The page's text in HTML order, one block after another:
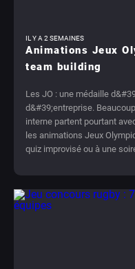
IL Y A 2 SEMAINES
Animations Jeux
team building
Les JO : une médaille
d&#39;entreprise.
interne partent pourtant
les animations Jeux
quiz improvisé ou à une